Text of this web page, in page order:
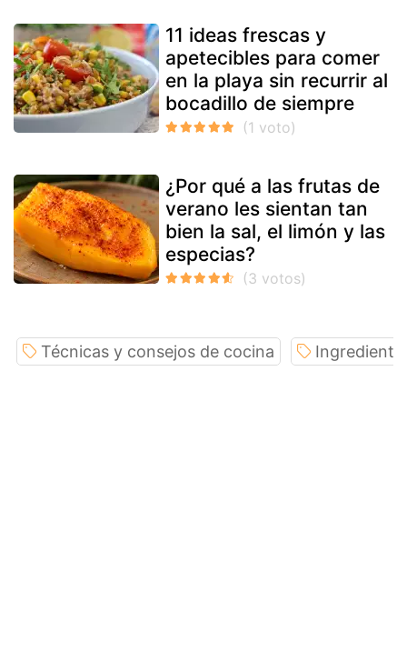
11 ideas frescas y
apetecibles para comer
en la playa sin recurrir al
bocadillo de siempre
¿Por qué a las frutas de
verano les sientan tan
bien la sal, el limón y las
especias?
Técnicas y consejos de cocina